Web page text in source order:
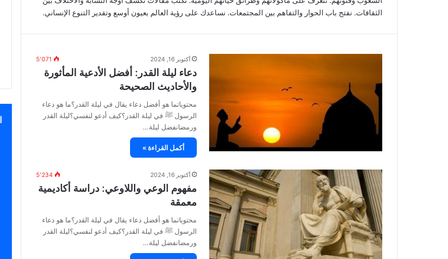
الثقافات. نفتح باب الحوار والتفاهم بين المجتمعات. نساعدك على رؤية العالم بعيون أوسع وتقدير التنوع الإنساني.
أكتوبر 16, 2024 5٬071
دعاء ليلة القدر: أفضل الأدعية المأثورة
والأحاديث الصحيحة
محتوياتما هو أفضل دعاء يقال في ليلة القدر؟ما هو دعاء
الرسول ﷺ في ليلة القدر؟كيف أدعو لنفسي؟ليلة القدر
ورمضانفضل ليلة…
أكمل القراءة »
أكتوبر 16, 2024 5٬234
مفهوم الوعي واللاوعي: دراسة أكاديمية
معمقة
محتوياتما هو أفضل دعاء يقال في ليلة القدر؟ما هو دعاء
الرسول ﷺ في ليلة القدر؟كيف أدعو لنفسي؟ليلة القدر
ورمضانفضل ليلة…